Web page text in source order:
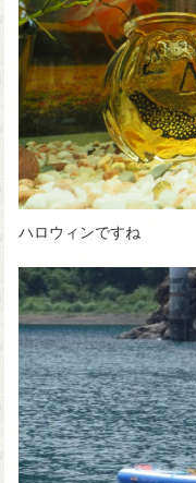
ハロウィンですね